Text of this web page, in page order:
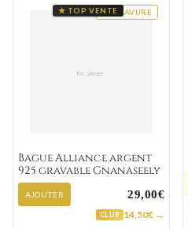
GRAVURE
★ TOP VENTE
Bague Alliance argent
925 gravable Gnanaseely
AJOUTER 29,00€
CLUB 14,50€ →